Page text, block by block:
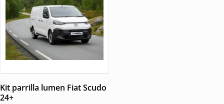
Kit parrilla lumen Fiat Scudo
24+